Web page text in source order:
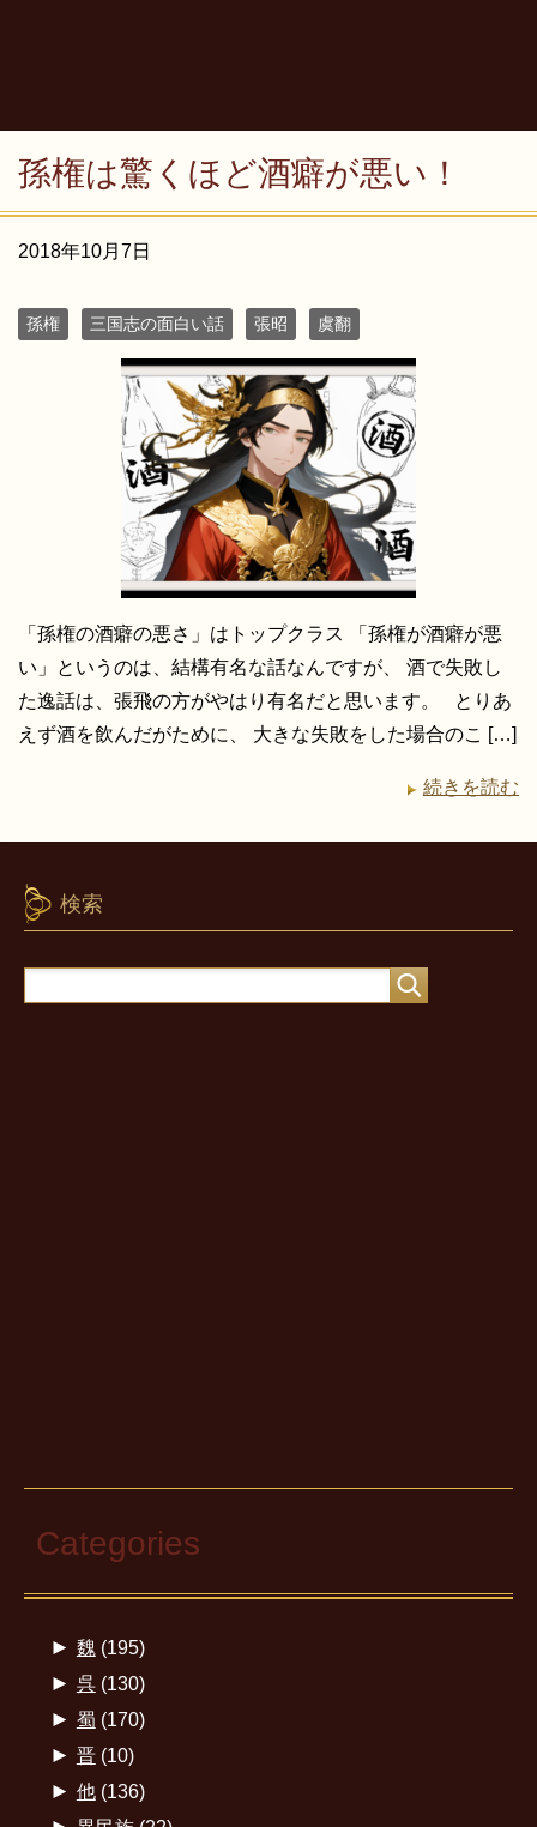
孫権は驚くほど酒癖が悪い！
2018年10月7日
孫権 三国志の面白い話 張昭 虞翻
「孫権の酒癖の悪さ」はトップクラス 「孫権が酒癖が悪
い」というのは、結構有名な話なんですが、 酒で失敗し
た逸話は、張飛の方がやはり有名だと思います。 とりあ
えず酒を飲んだがために、 大きな失敗をした場合のこ […]
続きを読む
検索
Categories
► 魏 (195)
► 呉(130)
► 蜀 (170)
► 晋(10)
► 他(136)